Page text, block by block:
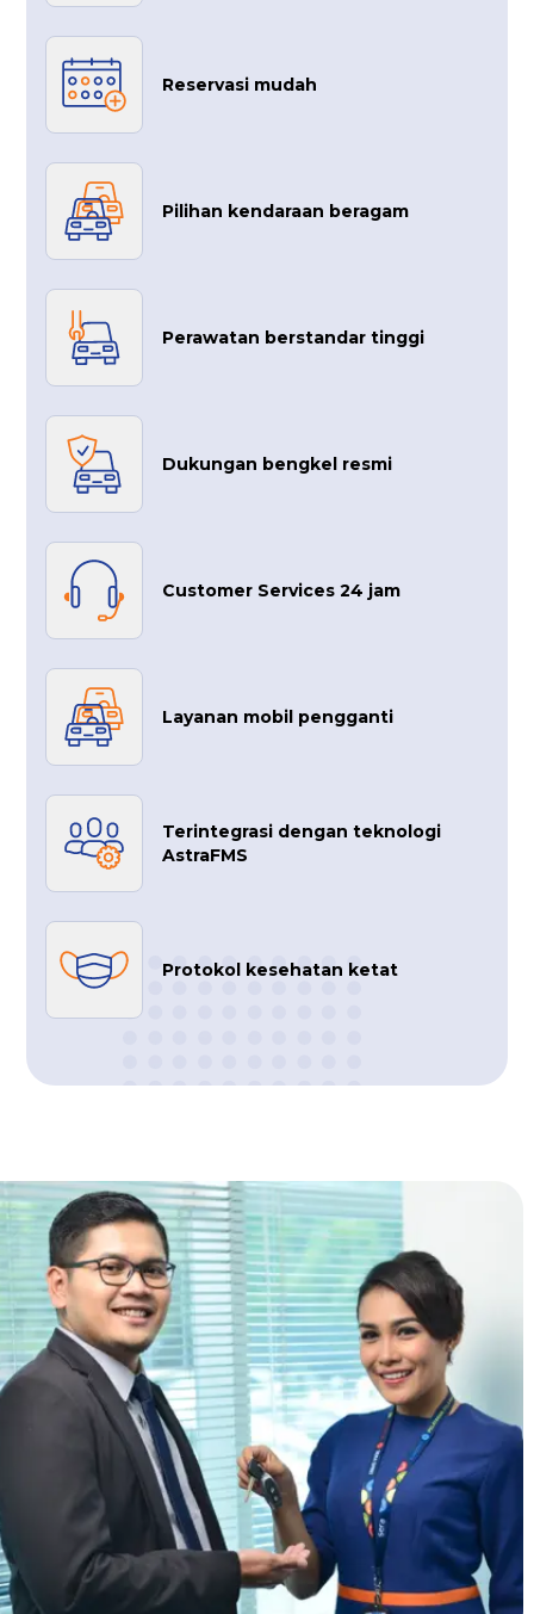
Reservasi mudah
Pilihan kendaraan beragam
Perawatan berstandar tinggi
Dukungan bengkel resmi
Customer Services 24 jam
Layanan mobil pengganti
Terintegrasi dengan teknologi
AstraFMS
Protokol kesehatan ketat